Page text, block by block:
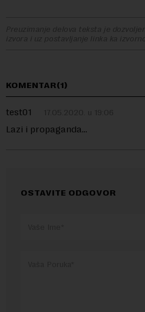
Preuzimanje delova teksta je
izvora i uz postavljanje linka ka
KOMENTAR(1)
test01 17.05.2020. u 19:06
Lazi i propaganda…
OSTAVITE ODGOVOR